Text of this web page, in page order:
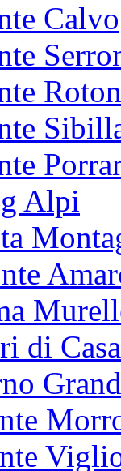
Calvo
Alpi
di